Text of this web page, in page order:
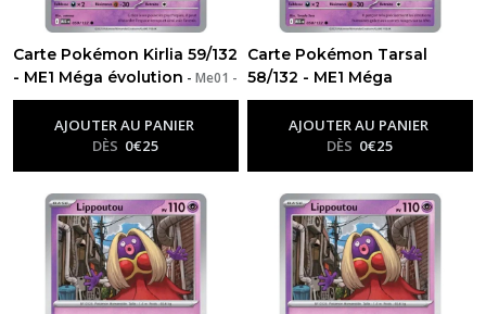
Carte Pokémon Kirlia 59/132
- ME1 Méga évolution - Me01 -
Méga Évolution
AJOUTER AU PANIER
DÈS 0€25
Carte Pokémon Tarsal
58/132 - ME1 Méga
évolution-Me01 - Méga
ÉvolutionAJOUTER AU PANIER
DÈS 0€25